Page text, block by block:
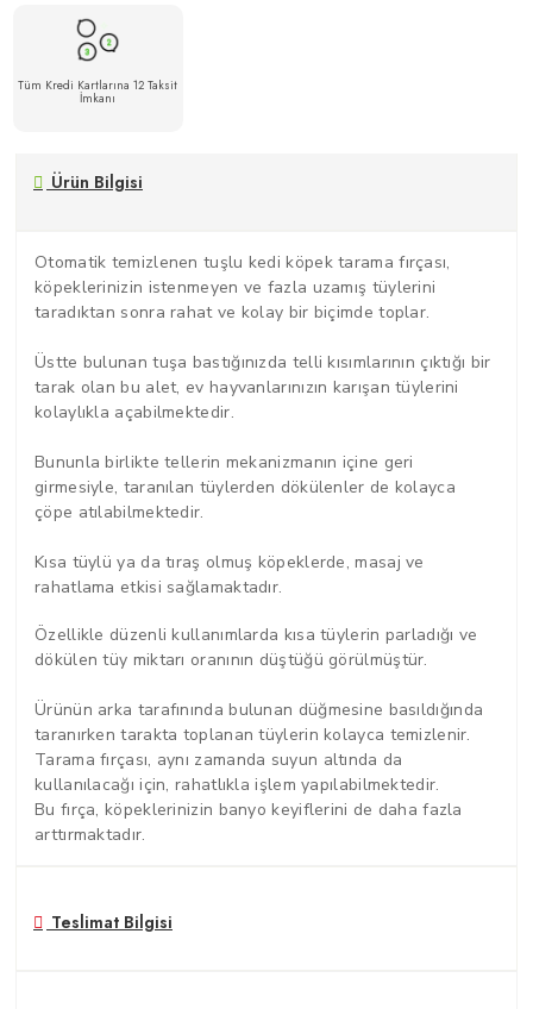
Tüm Kredi Kartlarına 12 Taksit
İmkanı
Ürün Bilgisi
Otomatik temizlenen tuşlu kedi köpek tarama fırçası,
köpeklerinizin istenmeyen ve fazla uzamış tüylerini
taradıktan sonra rahat ve kolay bir biçimde toplar.
Üstte bulunan tuşa bastığınızda telli kısımlarının çıktığı bir
tarak olan bu alet, ev hayvanlarınızın karışan tüylerini
kolaylıkla açabilmektedir.
Bununla birlikte tellerin mekanizmanın içine geri
girmesiyle, taranılan tüylerden dökülenler de kolayca
çöpe atılabilmektedir.
Kısa tüylü ya da tıraş olmuş köpeklerde, masaj ve
rahatlama etkisi sağlamaktadır.
Özellikle düzenli kullanımlarda kısa tüylerin parladığı ve
dökülen tüy miktarı oranının düştüğü görülmüştür.
Ürünün arka tarafınında bulunan düğmesine basıldığında
taranırken tarakta toplanan tüylerin kolayca temizlenir.
Tarama fırçası, aynı zamanda suyun altında da
kullanılacağı için, rahatlıkla işlem yapılabilmektedir.
Bu fırça, köpeklerinizin banyo keyiflerini de daha fazla
arttırmaktadır.
Teslimat Bilgisi